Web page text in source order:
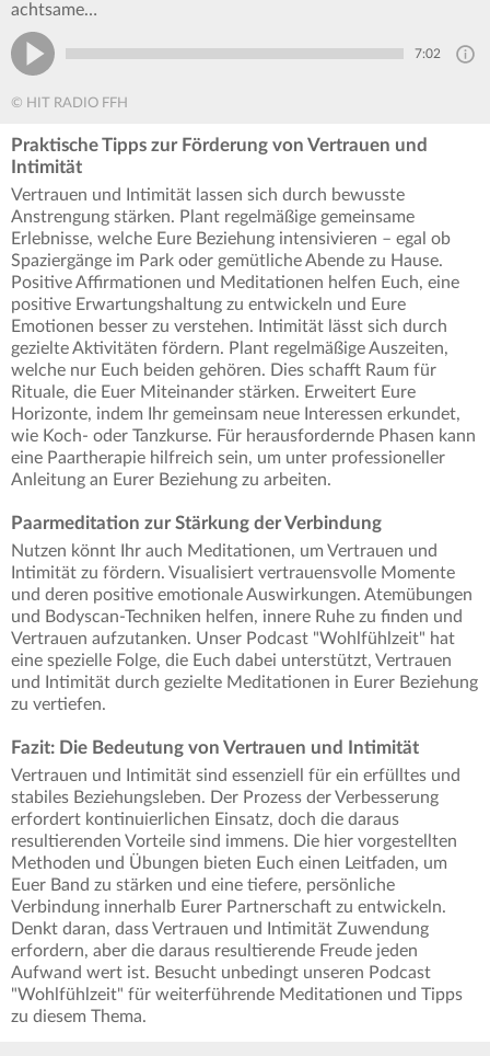
achtsame…
7:02
© HIT RADIO FFH
Praktische Tipps zur Förderung von Vertrauen und
Intimität
Vertrauen und Intimität lassen sich durch bewusste
Anstrengung stärken. Plant regelmäßige gemeinsame
Erlebnisse, welche Eure Beziehung intensivieren – egal ob
Spaziergänge im Park oder gemütliche Abende zu Hause.
Positive Affirmationen und Meditationen helfen Euch, eine
positive Erwartungshaltung zu entwickeln und Eure
Emotionen besser zu verstehen. Intimität lässt sich durch
gezielte Aktivitäten fördern. Plant regelmäßige Auszeiten,
welche nur Euch beiden gehören. Dies schafft Raum für
Rituale, die Euer Miteinander stärken. Erweitert Eure
Horizonte, indem Ihr gemeinsam neue Interessen erkundet,
wie Koch- oder Tanzkurse. Für herausfordernde Phasen kann
eine Paartherapie hilfreich sein, um unter professioneller
Anleitung an Eurer Beziehung zu arbeiten.
Paarmeditation zur Stärkung der Verbindung
Nutzen könnt Ihr auch Meditationen, um Vertrauen und
Intimität zu fördern. Visualisiert vertrauensvolle Momente
und deren positive emotionale Auswirkungen. Atemübungen
und Bodyscan-Techniken helfen, innere Ruhe zu finden und
Vertrauen aufzutanken. Unser Podcast "Wohlfühlzeit" hat
eine spezielle Folge, die Euch dabei unterstützt, Vertrauen
und Intimität durch gezielte Meditationen in Eurer Beziehung
zu vertiefen.
Fazit: Die Bedeutung von Vertrauen und Intimität
Vertrauen und Intimität sind essenziell für ein erfülltes und
stabiles Beziehungsleben. Der Prozess der Verbesserung
erfordert kontinuierlichen Einsatz, doch die daraus
resultierenden Vorteile sind immens. Die hier vorgestellten
Methoden und Übungen bieten Euch einen Leitfaden, um
Euer Band zu stärken und eine tiefere, persönliche
Verbindung innerhalb Eurer Partnerschaft zu entwickeln.
Denkt daran, dass Vertrauen und Intimität Zuwendung
erfordern, aber die daraus resultierende Freude jeden
Aufwand wert ist. Besucht unbedingt unseren Podcast
"Wohlfühlzeit" für weiterführende Meditationen und Tipps
zu diesem Thema.